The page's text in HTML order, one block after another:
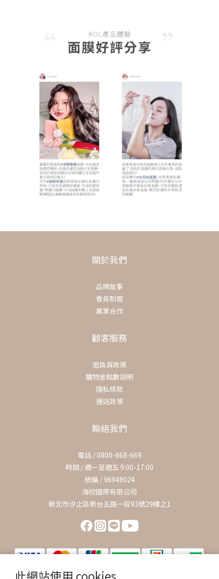
關於我們
品牌故事
會員制度
異業合作
顧客服務
退換貨政策
購物金點數說明
隱私條款
運送政策
聯絡我們
電話 / 0800-668-669
時間 / 週一至週五 9:00-17:00
統編 / 96949024
海欣國際有限公司
新北市汐止區新台五路一段93號29樓之1